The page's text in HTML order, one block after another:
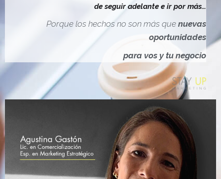
G
I
Ó
N
de seguir adelante e ir por más…
Porque los hechos no son más que nuevas
oportunidades
para vos y tu negocio